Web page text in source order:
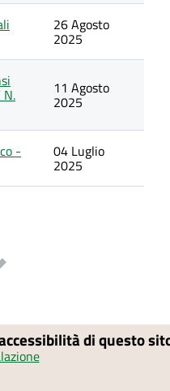
26 Agosto
2025
11 Agosto
2025
- 04 Luglio
2025
di questo